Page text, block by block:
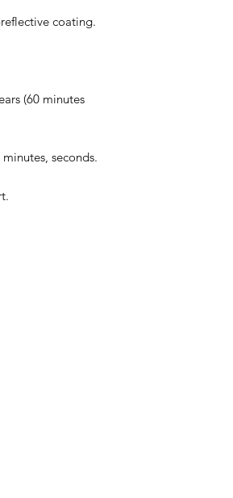
coating.
(60 minutes
seconds.